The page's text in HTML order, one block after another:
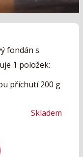
fondán s
1 položek:
příchutí 200 g
Skladem